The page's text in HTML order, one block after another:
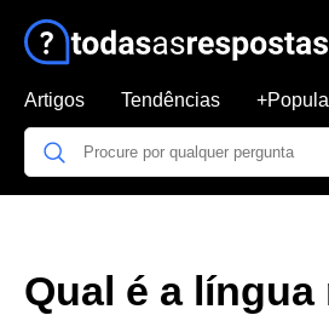
Artigos Tendências
Qual é a língua